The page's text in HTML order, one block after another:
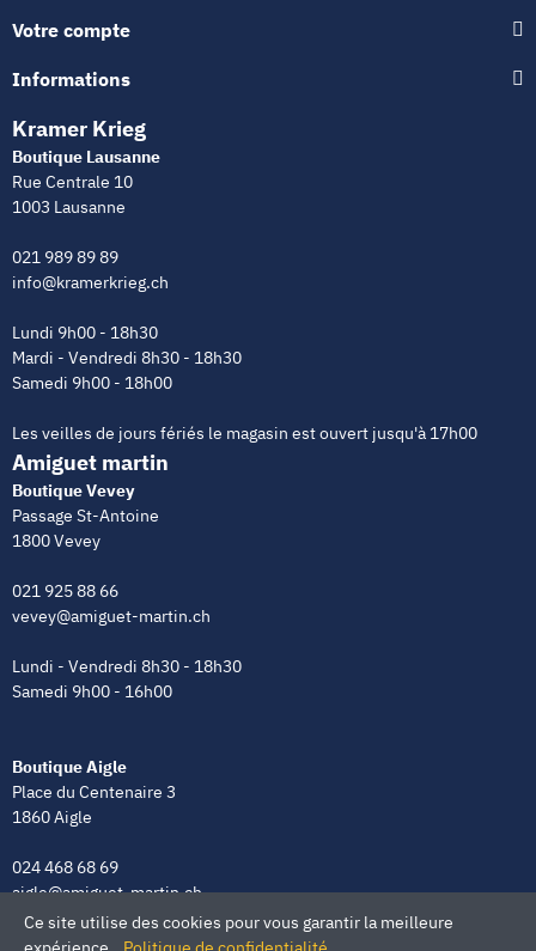
Votre compte
Informations
Kramer Krieg
Boutique Lausanne
Rue Centrale 10
1003 Lausanne
021 989 89 89
info@kramerkrieg.ch
Lundi 9h00 - 18h30
Mardi - Vendredi 8h30 - 18h30
Samedi 9h00 - 18h00
Les veilles de jours fériés le magasin est ouvert jusqu'à 17h00
Amiguet martin
Boutique Vevey
Passage St-Antoine
1800 Vevey
021 925 88 66
vevey@amiguet-martin.ch
Lundi - Vendredi 8h30 - 18h30
Samedi 9h00 - 16h00
Boutique Aigle
Place du Centenaire 3
1860 Aigle
024 468 68 69
aigle@amiguet-martin.ch
Lundi - Vendredi 8h00 - 12h00 | 13h30 - 18h30
Ce site utilise des cookies pour vous garantir la meilleure